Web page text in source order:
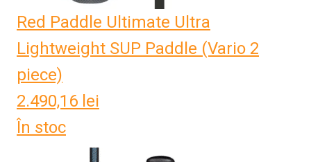
Red Paddle Ultimate Ultra
Lightweight SUP Paddle (Vario 2
piece)
2.490,16 lei
În stoc